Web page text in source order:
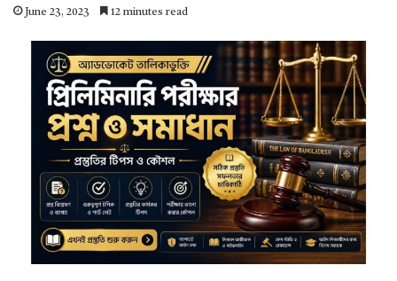
June 23, 2023 12 minutes read